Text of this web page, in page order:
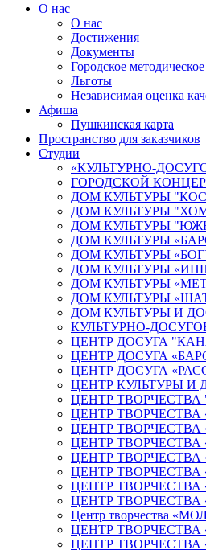
О нас
О нас
Достижения
Документы
Городское
Льготы
Независимая оценка
Афиша
Пушкинская карта
Пространство для заказчиков
Студии
«КУЛЬТУРНО-
ГОРОДСКОЙ
ДОМ КУЛЬТУРЫ
ДОМ КУЛЬТУРЫ
ДОМ КУЛЬТУРЫ
ДОМ КУЛЬТУРЫ
ДОМ КУЛЬТУРЫ
ДОМ КУЛЬТУРЫ
ДОМ КУЛЬТУРЫ
ДОМ КУЛЬТУРЫ
ДОМ КУЛЬТУРЫ И
КУЛЬТУРНО-
ЦЕНТР ДОСУГА
ЦЕНТР ДОСУГА
ЦЕНТР ДОСУГА
ЦЕНТР КУЛЬТУРЫ И
ЦЕНТР ТВОРЧЕСТВА
ЦЕНТР
ЦЕНТР ТВОРЧЕСТВА
ЦЕНТР ТВОРЧЕСТВА
ЦЕНТР ТВОРЧЕСТВА
ЦЕНТР ТВОРЧЕСТВА
ЦЕНТР ТВОРЧЕСТВА
ЦЕНТР
Центр творчества
ЦЕНТР
ЦЕНТР ТВОРЧЕСТВА